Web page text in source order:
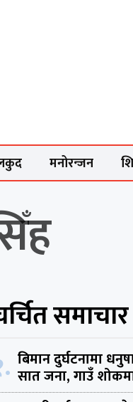
मनोरन्जन
समाचार
बिमान दुर्घटनामा
सात जना, गाउँ